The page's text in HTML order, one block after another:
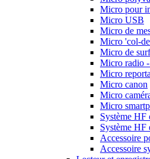
Micro pour
Micro USB
Micro de
Micro 'col-
Micro de
Micro radio
Micro
Micro canon
Micro
Micro
Système HF
Système HF
Accessoire
Accessoire